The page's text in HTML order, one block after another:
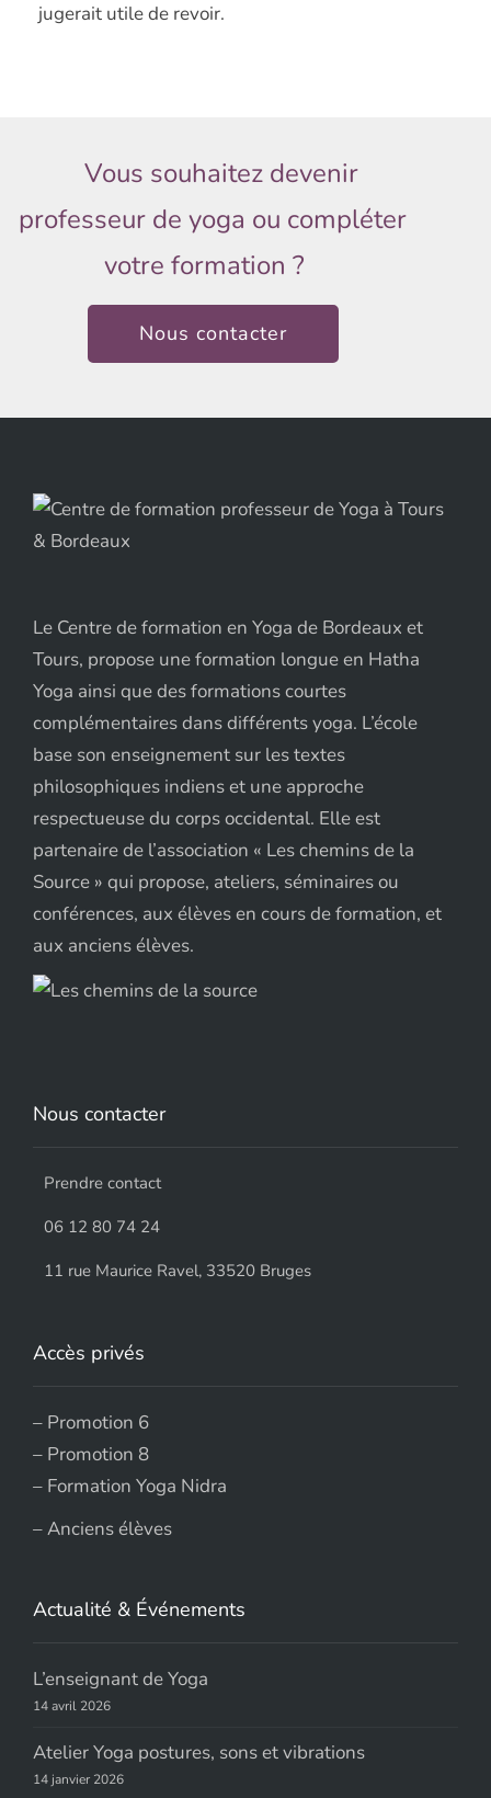
jugerait utile de revoir.
Vous souhaitez devenir
professeur de yoga ou compléter
votre formation ?
Nous contacter
Le Centre de formation en Yoga de Bordeaux et
Tours, propose une formation longue en Hatha
Yoga ainsi que des formations courtes
complémentaires dans différents yoga. L’école
base son enseignement sur les textes
philosophiques indiens et une approche
respectueuse du corps occidental. Elle est
partenaire de l’association « Les chemins de la
Source » qui propose, ateliers, séminaires ou
conférences, aux élèves en cours de formation, et
aux anciens élèves.
Nous contacter
Prendre contact
06 12 80 74 24
11 rue Maurice Ravel, 33520 Bruges
Accès privés
– Promotion 6
– Promotion 8
– Formation Yoga Nidra
–Anciens élèves
Actualité & Événements
L’enseignant de Yoga
14 avril 2026
Atelier Yoga postures, sons et vibrations
14 janvier 2026